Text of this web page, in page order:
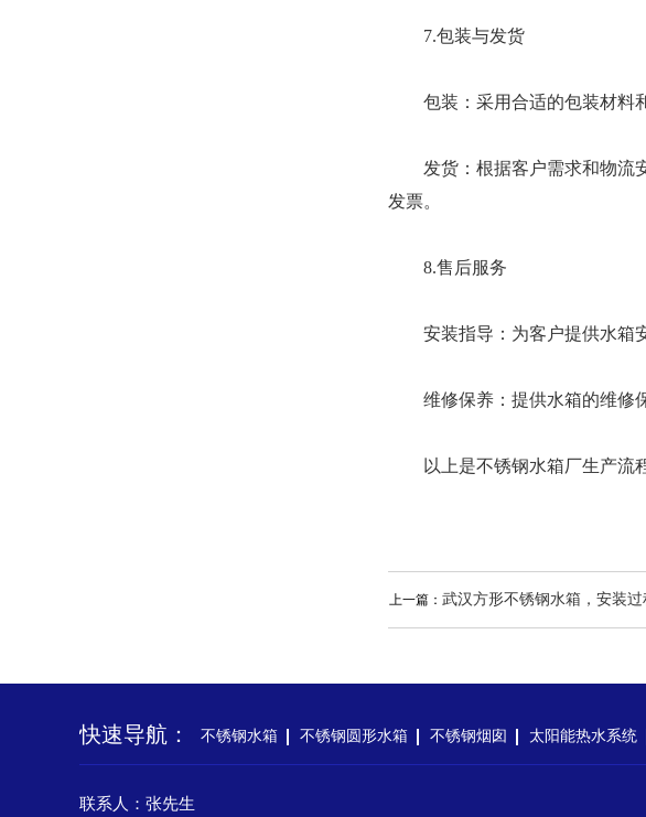
7.包装与发货
包装：采用合适的包装材料和
发货：根据客户需求和物流安
发票。
8.售后服务
安装指导：为客户提供水箱安
维修保养：提供水箱的维修保
以上是不锈钢水箱厂生产流程
上一篇： 武汉方形不锈钢水箱，安装过
快速导航： 不锈钢水箱 不锈钢圆形水箱 不锈钢烟囱 太阳能热水系统
联系人：张先生